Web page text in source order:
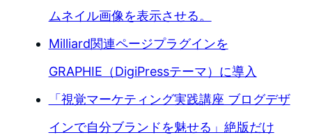
ムネイル画像を表示させる。
Milliard関連ページプラグインを
GRAPHIE（DigiPressテーマ）に導入
「視覚マーケティング実践講座 ブログデザ
インで自分ブランドを魅せる」絶版だけ